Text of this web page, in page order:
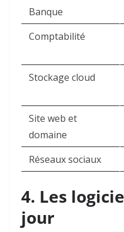
Banque
Comptabilité
Stockage cloud
Site web et
domaine
Réseaux sociaux
4. Les
jour